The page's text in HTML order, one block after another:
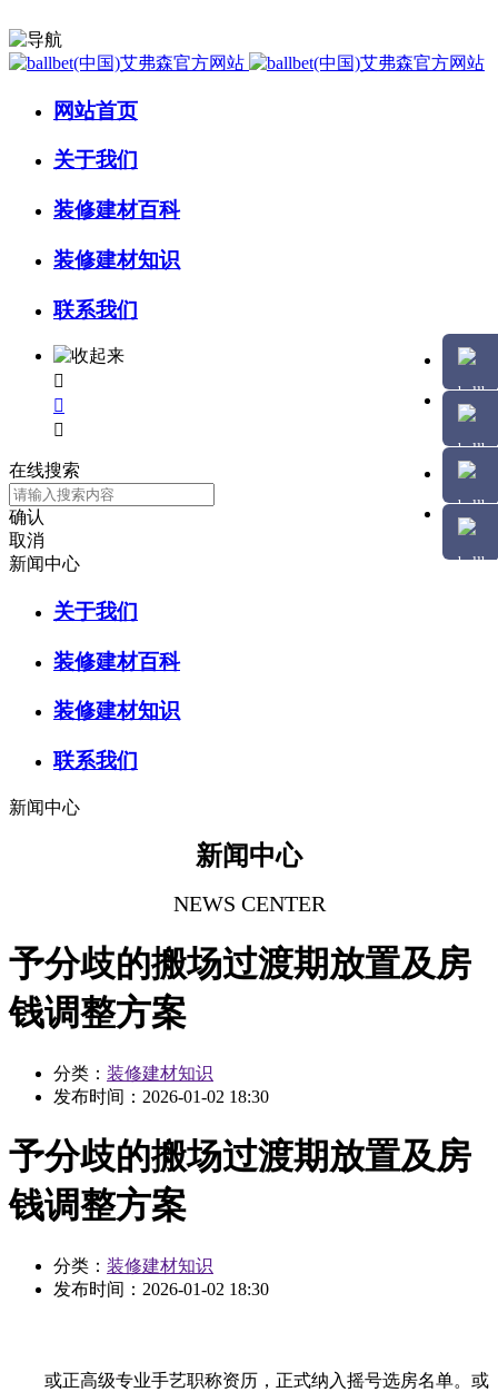
网站首页
关于我们
装修建材百科
装修建材知识
联系我们



在线搜索
确认
取消
新闻中心
关于我们
装修建材百科
装修建材知识
联系我们
新闻中心
新闻中心
NEWS CENTER
予分歧的搬场过渡期放置及房
钱调整方案
分类： 装修建材知识
发布时间： 2026-01-02 18:30
予分歧的搬场过渡期放置及房
钱调整方案
分类： 装修建材知识
发布时间： 2026-01-02 18:30
或正高级专业手艺职称资历，正式纳入摇号选房名单。或